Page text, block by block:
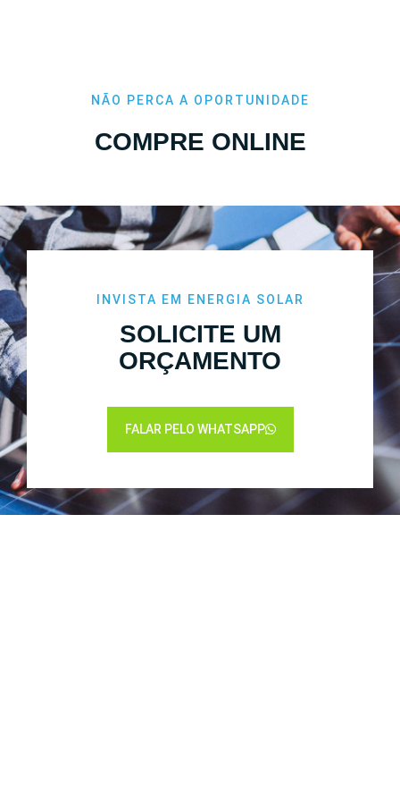
NÃO PERCA A OPORTUNIDADE
COMPRE ONLINE
INVISTA EM ENERGIA SOLAR
SOLICITE UM
ORÇAMENTO
FALAR PELO WHATSAPP